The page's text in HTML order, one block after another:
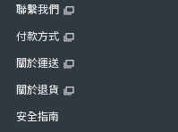
聯繫我們
付款方式
關於運送
關於退貨
安全指南